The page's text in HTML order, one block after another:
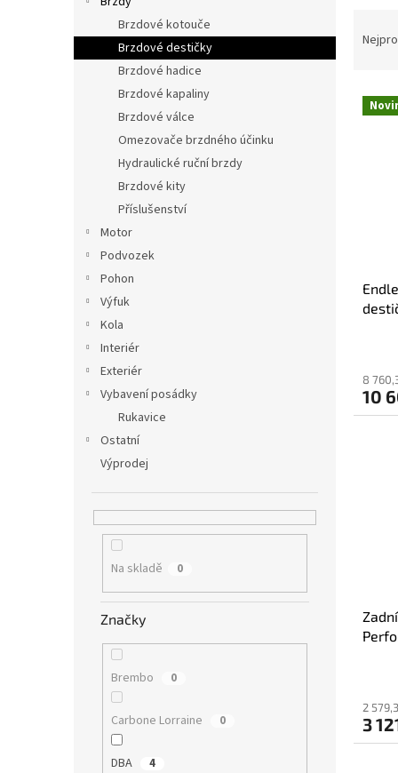
l
Brzdové kotouče
Brzdové destičky
Brzdové hadice
Brzdové kapaliny
Brzdové válce
Omezovače brzdného účinku
Hydraulické ruční brzdy
Brzdové kity
Příslušenství
Motor
Podvozek
Pohon
Výfuk
Kola
Interiér
Exteriér
Vybavení posádky
Rukavice
Ostatní
Výprodej
Na skladě 0
Značky
Brembo 0
Carbone Lorraine 0
DBA 4
nV
8
10
2
3